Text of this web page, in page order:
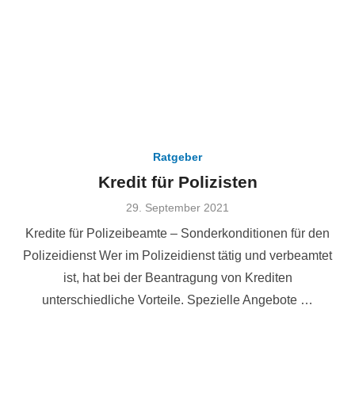
Ratgeber
Kredit für Polizisten
Veröffentlicht
29. September 2021
Kredite für Polizeibeamte – Sonderkonditionen für den
Polizeidienst Wer im Polizeidienst tätig und verbeamtet
ist, hat bei der Beantragung von Krediten
unterschiedliche Vorteile. Spezielle Angebote …